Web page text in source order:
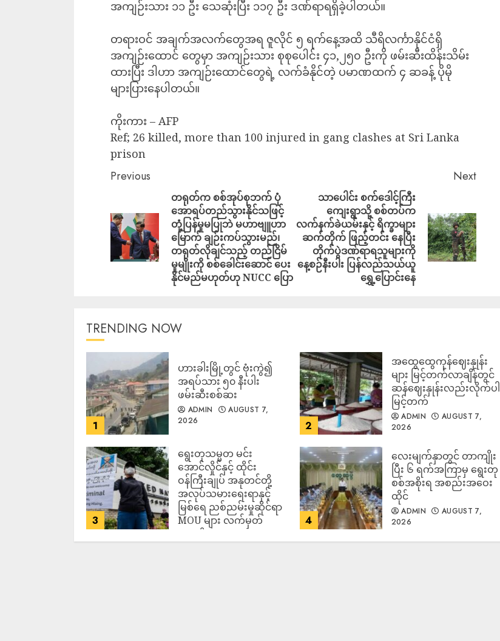
အကျဉ်းသား ၁၁ ဦး သေဆုံးပြီး ၁၁၇ ဦး ဒဏ်ရာရရှိခဲ့ပါတယ်။
တရားဝင် အချက်အလက်တွေအရ ဇူလိုင် ၅ ရက်နေ့အထိ သီရိလင်္ကာနိုင်ငံရှိ
အကျဉ်းထောင် တွေမှာ အကျဉ်းသား စုစုပေါင်း ၄၁,၂၅၀ ဦးကို ဖမ်းဆီးထိန်းသိမ်း
ထားပြီး ဒါဟာ အကျဉ်းထောင်တွေရဲ့ လက်ခံနိုင်တဲ့ ပမာဏထက် ၄ ဆခန့် ပိုမို
များပြားနေပါတယ်။
ကိုးကား – AFP
Ref; 26 killed, more than 100 injured in gang clashes at Sri Lanka
prison
Previous
တရုတ်က စစ်အုပ်စုဘက် ပုံ
အောရပ်တည်သွားနိုင်သဖြင့်
တုံ့ပြန်မှုမပြုဘဲ မဟာဗျူဟာ
မြောက် ချဉ်းကပ်သွားမည်၊
တရုတ်လိုချင်သည့် တည်ငြိမ်
မှုမျိုးကို စစ်ခေါင်းဆောင် ပေး
နိုင်မည်မဟုတ်ဟု NUCC ပြော
Next
သာပေါင်း စက်ဒေါင့်ကြီး
ကျေးရွာသို့ စစ်တပ်က
လက်နက်ခဲယမ်းနှင့် ရိက္ခာများ
ဆက်တိုက် ဖြည့်တင်း နေပြီး
တိုက်ပွဲဒဏ်ရာရသူများကို
နေ့စဉ်နီးပါး ပြန်လည်သယ်ယူ
ရွှေ့ပြောင်းနေ
TRENDING NOW
1
ဟားခါးမြို့တွင် ဗုံးကွဲ၍
အရပ်သား ၅၀ နီးပါး
ဖမ်းဆီးစစ်ဆး
ADMIN
AUGUST 7,
2026
2
အထွေထွေကုန်ဈေးနှုန်း
များ မြင့်တက်လာချိန်တွင်
ဆန်ဈေးနှုန်းလည်းလိုက်ပါ
မြင့်တက်
ADMIN
AUGUST 7,
2026
3
ရွေးတုသမ္မတ မင်း
အောင်လှိုင်နှင့် ထိုင်း
ဝန်ကြီးချုပ် အနုတင်တို့
အလုပ်သမားရေးရာနှင့်
မြစ်ရေ ညစ်ညမ်းမှုဆိုင်ရာ
MOU များ လက်မှတ်
ရေးထိုး
4
လေးမျက်နှာတွင် တာကျိုး
ပြီး ၆ ရက်အကြာမှ ရွေးတု
စစ်အစိုးရ အစည်းအဝေး
ထိုင်
ADMIN
AUGUST 7,
2026